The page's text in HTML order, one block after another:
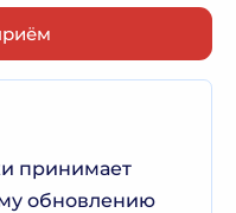
принимает
обновлению